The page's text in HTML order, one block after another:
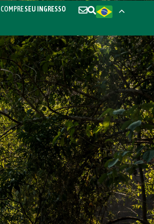
COMPRESEU INGRESSO